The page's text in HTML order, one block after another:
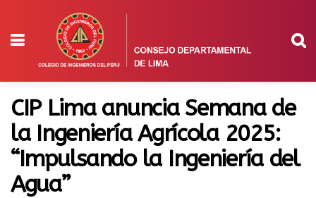
CIP Lima anuncia Semana de
la Ingeniería Agrícola 2025:
“Impulsando la Ingeniería del
Agua”